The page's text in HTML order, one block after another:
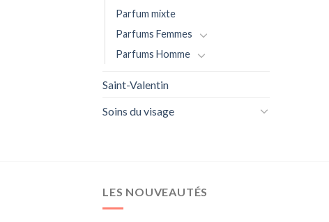
Parfum mixte
Parfums Femmes
Parfums Homme
Saint-Valentin
Soins du visage
LES NOUVEAUTÉS